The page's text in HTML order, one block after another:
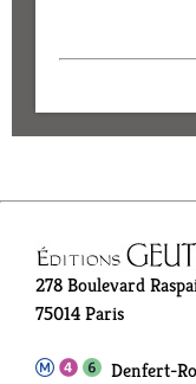
278 Boulevard
75014 Paris
Denfert-